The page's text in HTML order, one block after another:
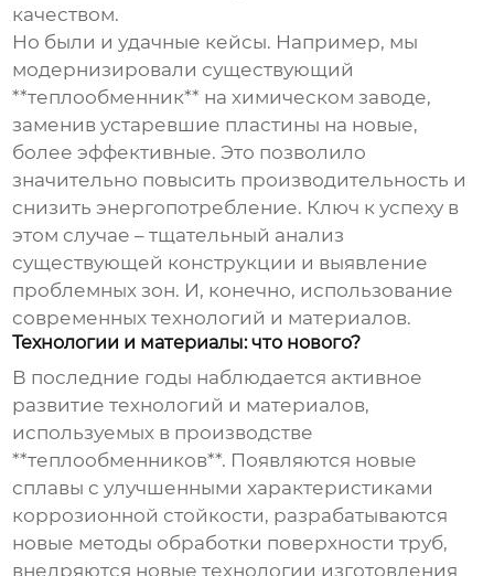
качеством.
Но были и удачные кейсы. Например, мы
модернизировали существующий
**теплообменник** на химическом заводе,
заменив устаревшие пластины на новые,
более эффективные. Это позволило
значительно повысить производительность и
снизить энергопотребление. Ключ к успеху в
этом случае – тщательный анализ
существующей конструкции и выявление
проблемных зон. И, конечно, использование
современных технологий и материалов.
Технологии и материалы: что нового?
В последние годы наблюдается активное
развитие технологий и материалов,
используемых в производстве
**теплообменников**. Появляются новые
сплавы с улучшенными характеристиками
коррозионной стойкости, разрабатываются
новые методы обработки поверхности труб,
внедряются новые технологии изготовления